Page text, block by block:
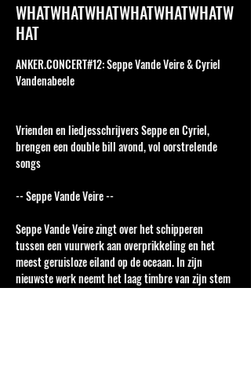
WHATWHATWHATWHATWHATWHATW
HAT
ANKER.CONCERT#12: Seppe Vande Veire & Cyriel
Vandenabeele
Vrienden en liedjesschrijvers Seppe en Cyriel,
brengen een double bill avond, vol oorstrelende
songs
-- Seppe Vande Veire --
Seppe Vande Veire zingt over het schipperen
tussen een vuurwerk aan overprikkeling en het
meest geruisloze eiland op de oceaan. In zijn
nieuwste werk neemt het laag timbre van zijn stem